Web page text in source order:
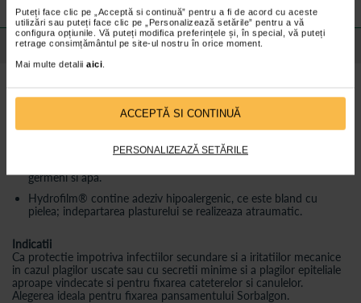
Puteți face clic pe „Acceptă si continuă” pentru a fi de acord cu aceste
utilizări sau puteți face clic pe „Personalizează setările” pentru a vă
configura opțiunile. Vă puteți modifica preferințele și, în special, vă puteți
retrage consimțământul pe site-ul nostru în orice moment.
Mai multe detalii aici
ACCEPTĂ SI CONTINUĂ
PERSONALIZEAZĂ SETĂRILE
Detalii despre produs
Beneficii Pansament transparent autoadeziv
Hartmann, Hydrofilm:
Plasture transparent pentru protectia plagii.
Plasture autoadeziv pentru protectia plagii; realizat dintr-o
germeni si apa.
Hydrofilm® contine adeziv hipoalergenic, ce este bland cu
pielea; indepartarea plasturelui se realizeaza atraumatic.
Indicatii
Ca protectie impotriva infectiilor secundare si a iritatiilor mecanice
in cazul plagilor uscate sau cu secretii minime si a plagilor epiteliale
aproape vindecate si pentru fixarea cateterelor si canulelor.
Alegerea ideala pentru fixarea pansamentului Sorbalgon.